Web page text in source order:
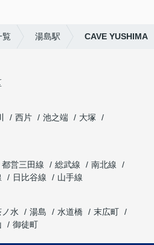
覧 湯島駅 CAVE YUSHIMA
西片 池之端
大塚
都営三田線 総武線
南北線
日比谷線
山手線
水 湯島 水道橋
末広町
御徒町